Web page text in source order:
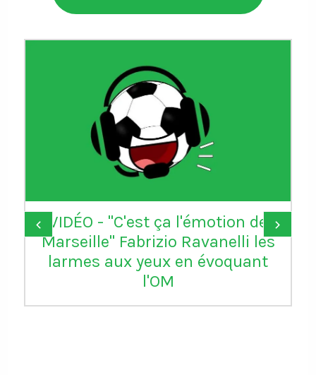
VIDÉO - "C'est ça l'émotion de
Marseille" Fabrizio Ravanelli les
larmes aux yeux en évoquant
l'OM
‹ ›